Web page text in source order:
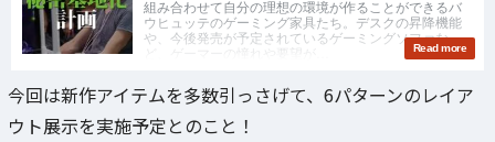
今回は新作アイテムを多数引っさげて、6パターンのレイア
ウト展示を実施予定とのこと！